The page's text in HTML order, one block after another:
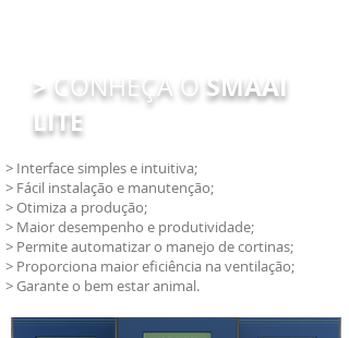
> CONHEÇA O SMAAI
LITE
> Interface simples e intuitiva;
> Fácil instalação e manutenção;
> Otimiza a produção;
> Maior desempenho e produtividade;
> Permite automatizar o manejo de cortinas;
> Proporciona maior eficiência na ventilação;
> Garante o bem estar animal.